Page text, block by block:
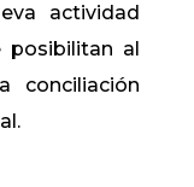
actividad
posibilitan al
conciliación